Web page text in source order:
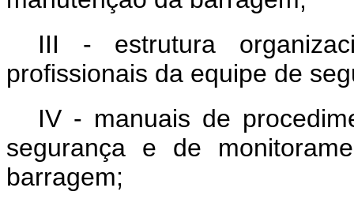
III - estrutura
profissionais da equipe de
IV - manuais de
segurança e de
barragem;